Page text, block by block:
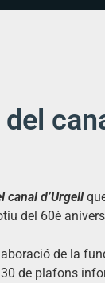
canal d’Urgell
del 60è
de la
de plafons